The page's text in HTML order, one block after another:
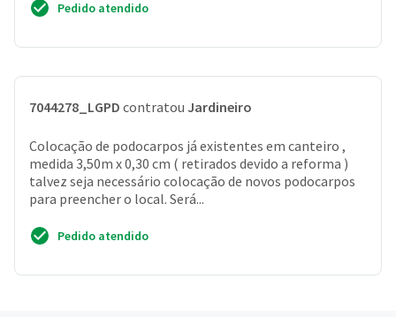
Pedido atendido
7044278_LGPD contratou Jardineiro
Colocação de podocarpos já existentes em canteiro ,
medida 3,50m x 0,30 cm ( retirados devido a reforma )
talvez seja necessário colocação de novos podocarpos
para preencher o local. Será...
Pedido atendido